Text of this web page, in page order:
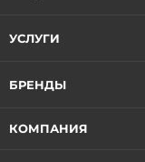
УСЛУГИ
БРЕНДЫ
КОМПАНИЯ